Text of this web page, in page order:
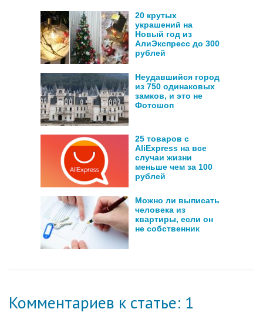
20 крутых
украшений на
Новый год из
АлиЭкспресс до 300
рублей
Неудавшийся город
из 750 одинаковых
замков, и это не
Фотошоп
25 товаров с
AliExpress на все
случаи жизни
меньше чем за 100
рублей
Можно ли выписать
человека из
квартиры, если он
не собственник
Комментариев к статье: 1